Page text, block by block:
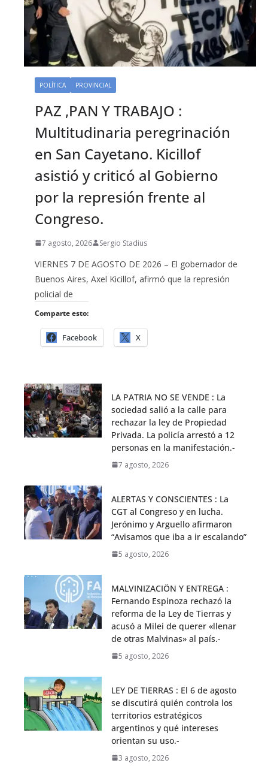
POLÍTICA PROVINCIAL
PAZ ,PAN Y TRABAJO :
Multitudinaria peregrinación
en San Cayetano. Kicillof
asistió y criticó al Gobierno
por la represión frente al
Congreso.
7 agosto, 2026 Sergio Stadius
VIERNES 7 DE AGOSTO DE 2026 – El gobernador de
Buenos Aires, Axel Kicillof, afirmó que la represión
policial de
Comparte esto:
Facebook X
LA PATRIA NO SE VENDE : La
sociedad salió a la calle para
rechazar la ley de Propiedad
Privada. La policía arrestó a 12
personas en la manifestación.-
7 agosto, 2026
ALERTAS Y CONSCIENTES : La
CGT al Congreso y en lucha.
Jerónimo y Arguello afirmaron
“Avisamos que iba a ir escalando”
5 agosto, 2026
MALVINIZACIÖN Y ENTREGA :
Fernando Espinoza rechazó la
reforma de la Ley de Tierras y
acusó a Milei de querer «llenar
de otras Malvinas» al país.-
5 agosto, 2026
LEY DE TIERRAS : El 6 de agosto
se discutirá quién controla los
territorios estratégicos
argentinos y qué intereses
orientan su uso.-
3 agosto, 2026